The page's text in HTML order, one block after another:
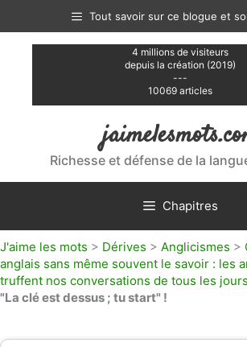
contenu
Tout savoir sur ce blogue et
4 millions de visiteurs
depuis la création (2019)
---
10069 articles
Richesse et défense de la
Chapitres
J'aime les mots > Dérives > Anglicismes >
anglais sans même souvent le savoir : les
truffent nos conversations de tous les jours
"La clé est dessus ; tu start" !